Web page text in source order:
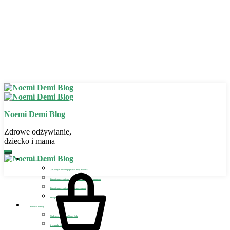
Noemi Demi Blog
Zdrowe odżywianie,
dziecko i mama
Zdrowe odżywianie
Jak jednym trikiem poprawić dietę dziecka?
Przepis na wegańskie bezglutenowe placuszki szpinakowe
Przepis na wegański bezglutenowy omlet
Przepis na wegańskie lody dla dziecka
Zdrowie kobiety
Najlepszy detoks na Nowy Rok
2 szklanki – sposób na detoks i odchudzanie